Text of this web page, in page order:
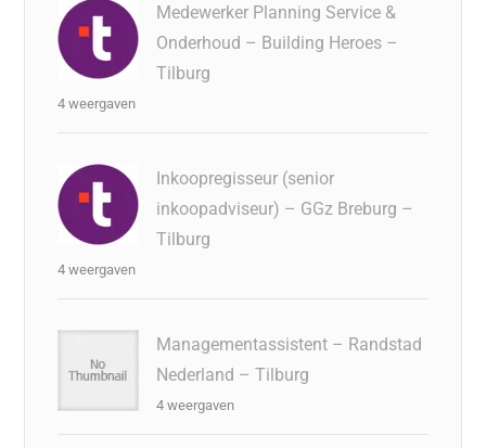
Medewerker Planning Service &
Onderhoud – Building Heroes –
Tilburg
4 weergaven
Inkoopregisseur (senior
inkoopadviseur) – GGz Breburg –
Tilburg
4 weergaven
Managementassistent – Randstad
Nederland – Tilburg
4 weergaven